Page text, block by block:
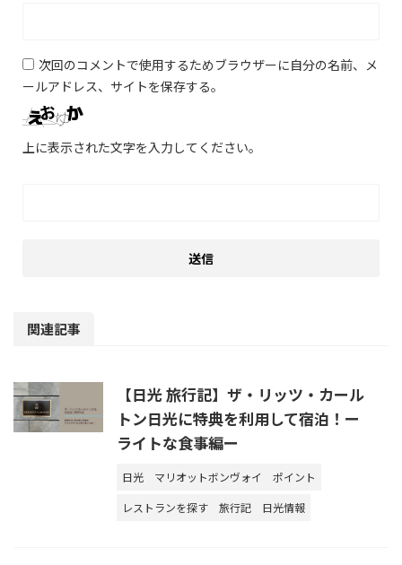
次回のコメントで使用するためブラウザーに自分の名前、メ
ールアドレス、サイトを保存する。
上に表示された文字を入力してください。
関連記事
【日光 旅行記】ザ・リッツ・カール
トン日光に特典を利用して宿泊！ー
ライトな食事編ー
日光 マリオットボンヴォイ
ポイント
レストランを探す
旅行記 日光情報